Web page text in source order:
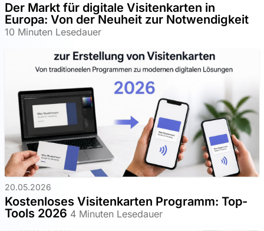
Der Markt für digitale Visitenkarten in
Europa: Von der Neuheit zur Notwendigkeit
10 Minuten Lesedauer
20.05.2026
Kostenloses Visitenkarten Programm: Top-
Tools 2026 4 Minuten Lesedauer